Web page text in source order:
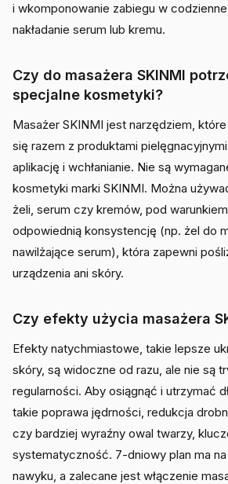
i wkomponowanie zabiegu w codzienne
nakładanie serum lub kremu.
Czy do masażera SKINMI
specjalne kosmetyki?
Masażer SKINMI jest narzędziem,
się razem z produktami
aplikację i wchłanianie. Nie są
kosmetyki marki SKINMI. Można
żeli, serum czy kremów, pod
odpowiednią konsystencję (np. żel do
nawilżające serum), która zapewni
urządzenia ani skóry.
Czy efekty użycia masażera
Efekty natychmiastowe, takie lepsze
skóry, są widoczne od razu, ale nie są
regularności. Aby osiągnąć i utrzymać
takie poprawa jędrności, redukcja
czy bardziej wyraźny owal twarzy,
systematyczność. 7-dniowy plan ma
nawyku, a zalecane jest włączenie